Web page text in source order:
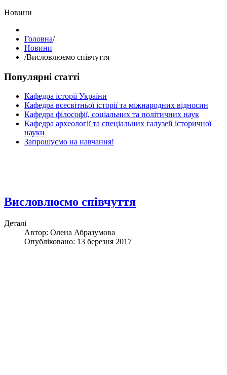
Hовини
Головна/
Hовини
/Висловлюємо співчуття
Популярні статті
Кафедра історії України
Кафедра всесвітньої історії та міжнародних відносин
Кафедра філософії, соціальних та політичних наук
Кафедра археології та спеціальних галузей історичної
науки
Запрошуємо на навчання!
Висловлюємо співчуття
Деталі
Автор: Олена Абразумова
Опубліковано: 13 березня 2017